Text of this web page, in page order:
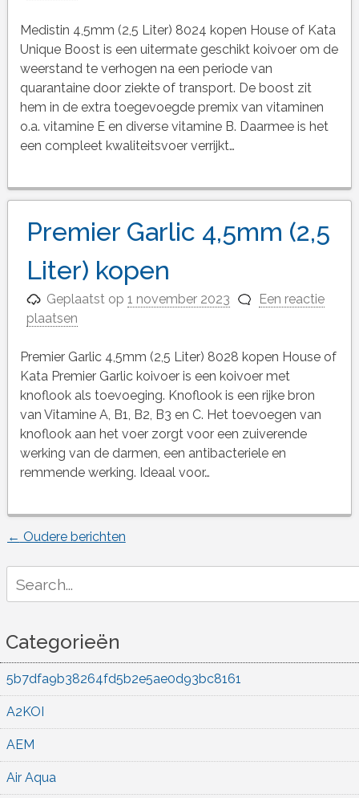
Medistin 4,5mm (2,5 Liter) 8024 kopen House of Kata
Unique Boost is een uitermate geschikt koivoer om de
weerstand te verhogen na een periode van
quarantaine door ziekte of transport. De boost zit
hem in de extra toegevoegde premix van vitaminen
o.a. vitamine E en diverse vitamine B. Daarmee is het
een compleet kwaliteitsvoer verrijkt…
Premier Garlic 4,5mm (2,5
Liter) kopen
Geplaatst op1 november 2023
Een reactie
plaatsen
Premier Garlic 4,5mm (2,5 Liter) 8028 kopen House of
Kata Premier Garlic koivoer is een koivoer met
knoflook als toevoeging. Knoflook is een rijke bron
van Vitamine A, B1, B2, B3 en C. Het toevoegen van
knoflook aan het voer zorgt voor een zuiverende
werking van de darmen, een antibacteriele en
remmende werking. Ideaal voor…
Berichtnavigatie
← Oudere berichten
for:
Categorieën
5b7dfa9b38264fd5b2e5ae0d93bc8161
A2KOI
AEM
Air Aqua